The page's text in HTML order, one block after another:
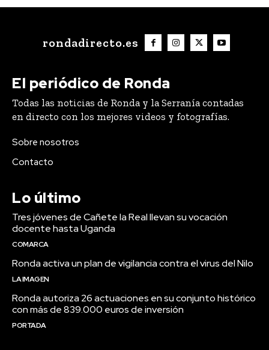
rondadirecto.es
El periódico de Ronda
Todas las noticias de Ronda y la Serranía contadas
en directo con los mejores videos y fotografías.
Sobre nosotros
Contacto
Lo último
Tres jóvenes de Cañete la Real llevan su vocación
docente hasta Uganda
COMARCA
Ronda activa un plan de vigilancia contra el virus del Nilo
LA IMAGEN
Ronda autoriza 26 actuaciones en su conjunto histórico
con más de 839.000 euros de inversión
PORTADA